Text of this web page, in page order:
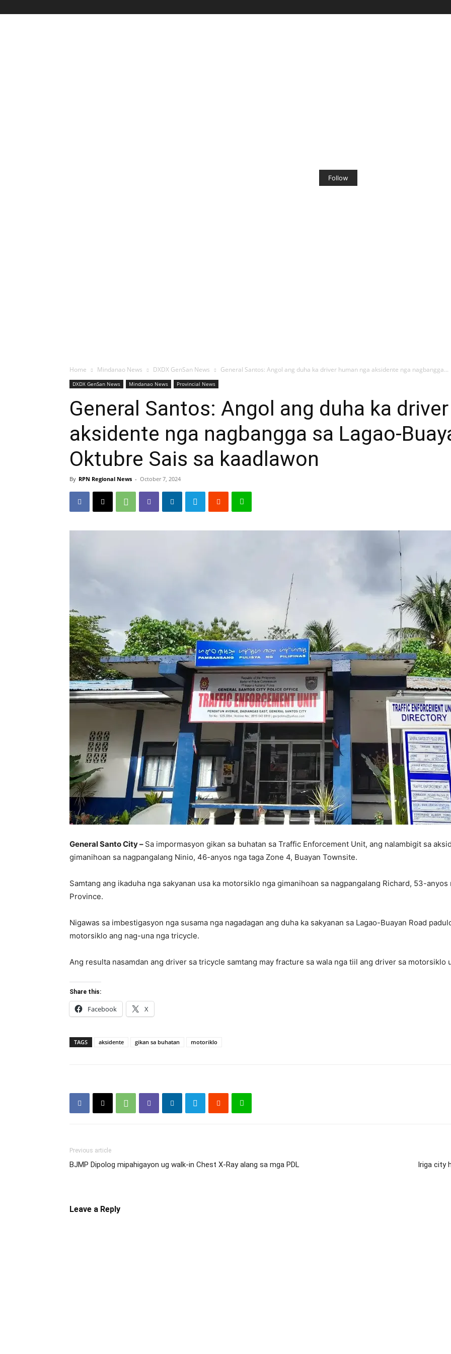
Home Mindanao News DXDX GenSan News General Santos: Angol ang duha ka driver human nga aksidente nga nagbangga...
DXDX GenSan News Mindanao News Provincial News
General Santos: Angol ang duha ka
aksidente nga nagbangga sa Lagao-
Oktubre Sais sa kaadlawon
By RPN Regional News - October 7, 2024
General Santo City – Sa impormasyon gikan sa buhatan sa Traffic Enforcement Unit, ang nalambigit sa
gimanihoan sa nagpangalang Ninio, 46-anyos nga taga Zone 4, Buayan Townsite.
Samtang ang ikaduha nga sakyanan usa ka motorsiklo nga gimanihoan sa nagpangalang Richard, 53-
Province.
Nigawas sa imbestigasyon nga susama nga nagadagan ang duha ka sakyanan sa Lagao-Buayan Road
motorsiklo ang nag-una nga tricycle.
Ang resulta nasamdan ang driver sa tricycle samtang may fracture sa wala nga tiil ang driver sa motorsiklo
Share this:
Facebook X
TAGS aksidente gikan sa buhatan motoriklo
Previous article
BJMP Dipolog mipahigayon ug walk-in Chest X-Ray alang sa mga PDL Iriga city
Leave a Reply